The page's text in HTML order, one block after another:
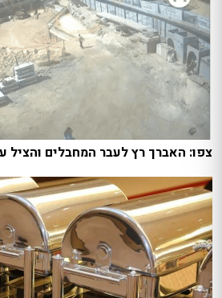
צפו: האברך רץ לעבר המחבלים והציל